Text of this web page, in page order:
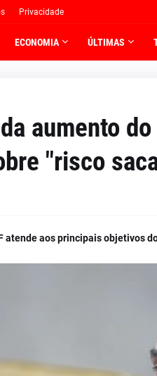
Privacidade
ECONOMIA ÚLTIMAS
aumento
"risco
atende aos principais objetivos